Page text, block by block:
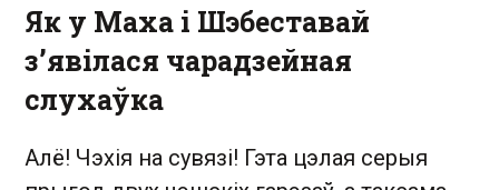
Як у Маха і Шэбеставай
з’явілася чарадзейная
слухаўка
Алё! Чэхія на сувязі! Гэта цэлая серыя